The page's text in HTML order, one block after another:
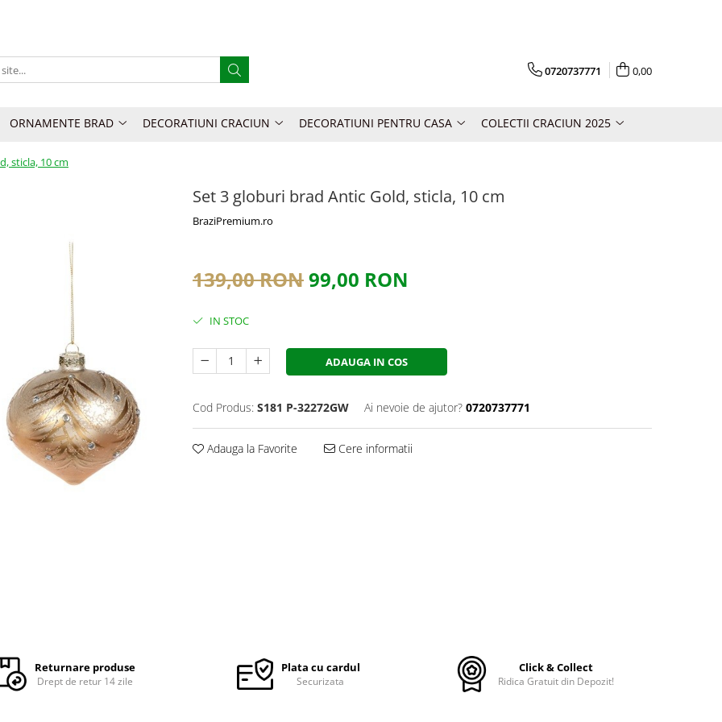
0720737771 0,00
ORNAMENTE BRAD DECORATIUNI CRACIUN DECORATIUNI PENTRU CASA COLECTII CRACIUN 2025
sticla, 10 cm
Set 3 globuri brad Antic Gold, sticla, 10 cm
BraziPremium.ro
139,00 RON99,00 RON
IN STOC
ADAUGA IN COS
Cod Produs: S181 P-32272GW Ai nevoie de ajutor? 0720737771
Adauga la Favorite Cere informatii
Returnare produse
Drept de retur 14 zile
Plata cu cardul
Securizata
Click & Collect
Ridica Gratuit din Depozit!